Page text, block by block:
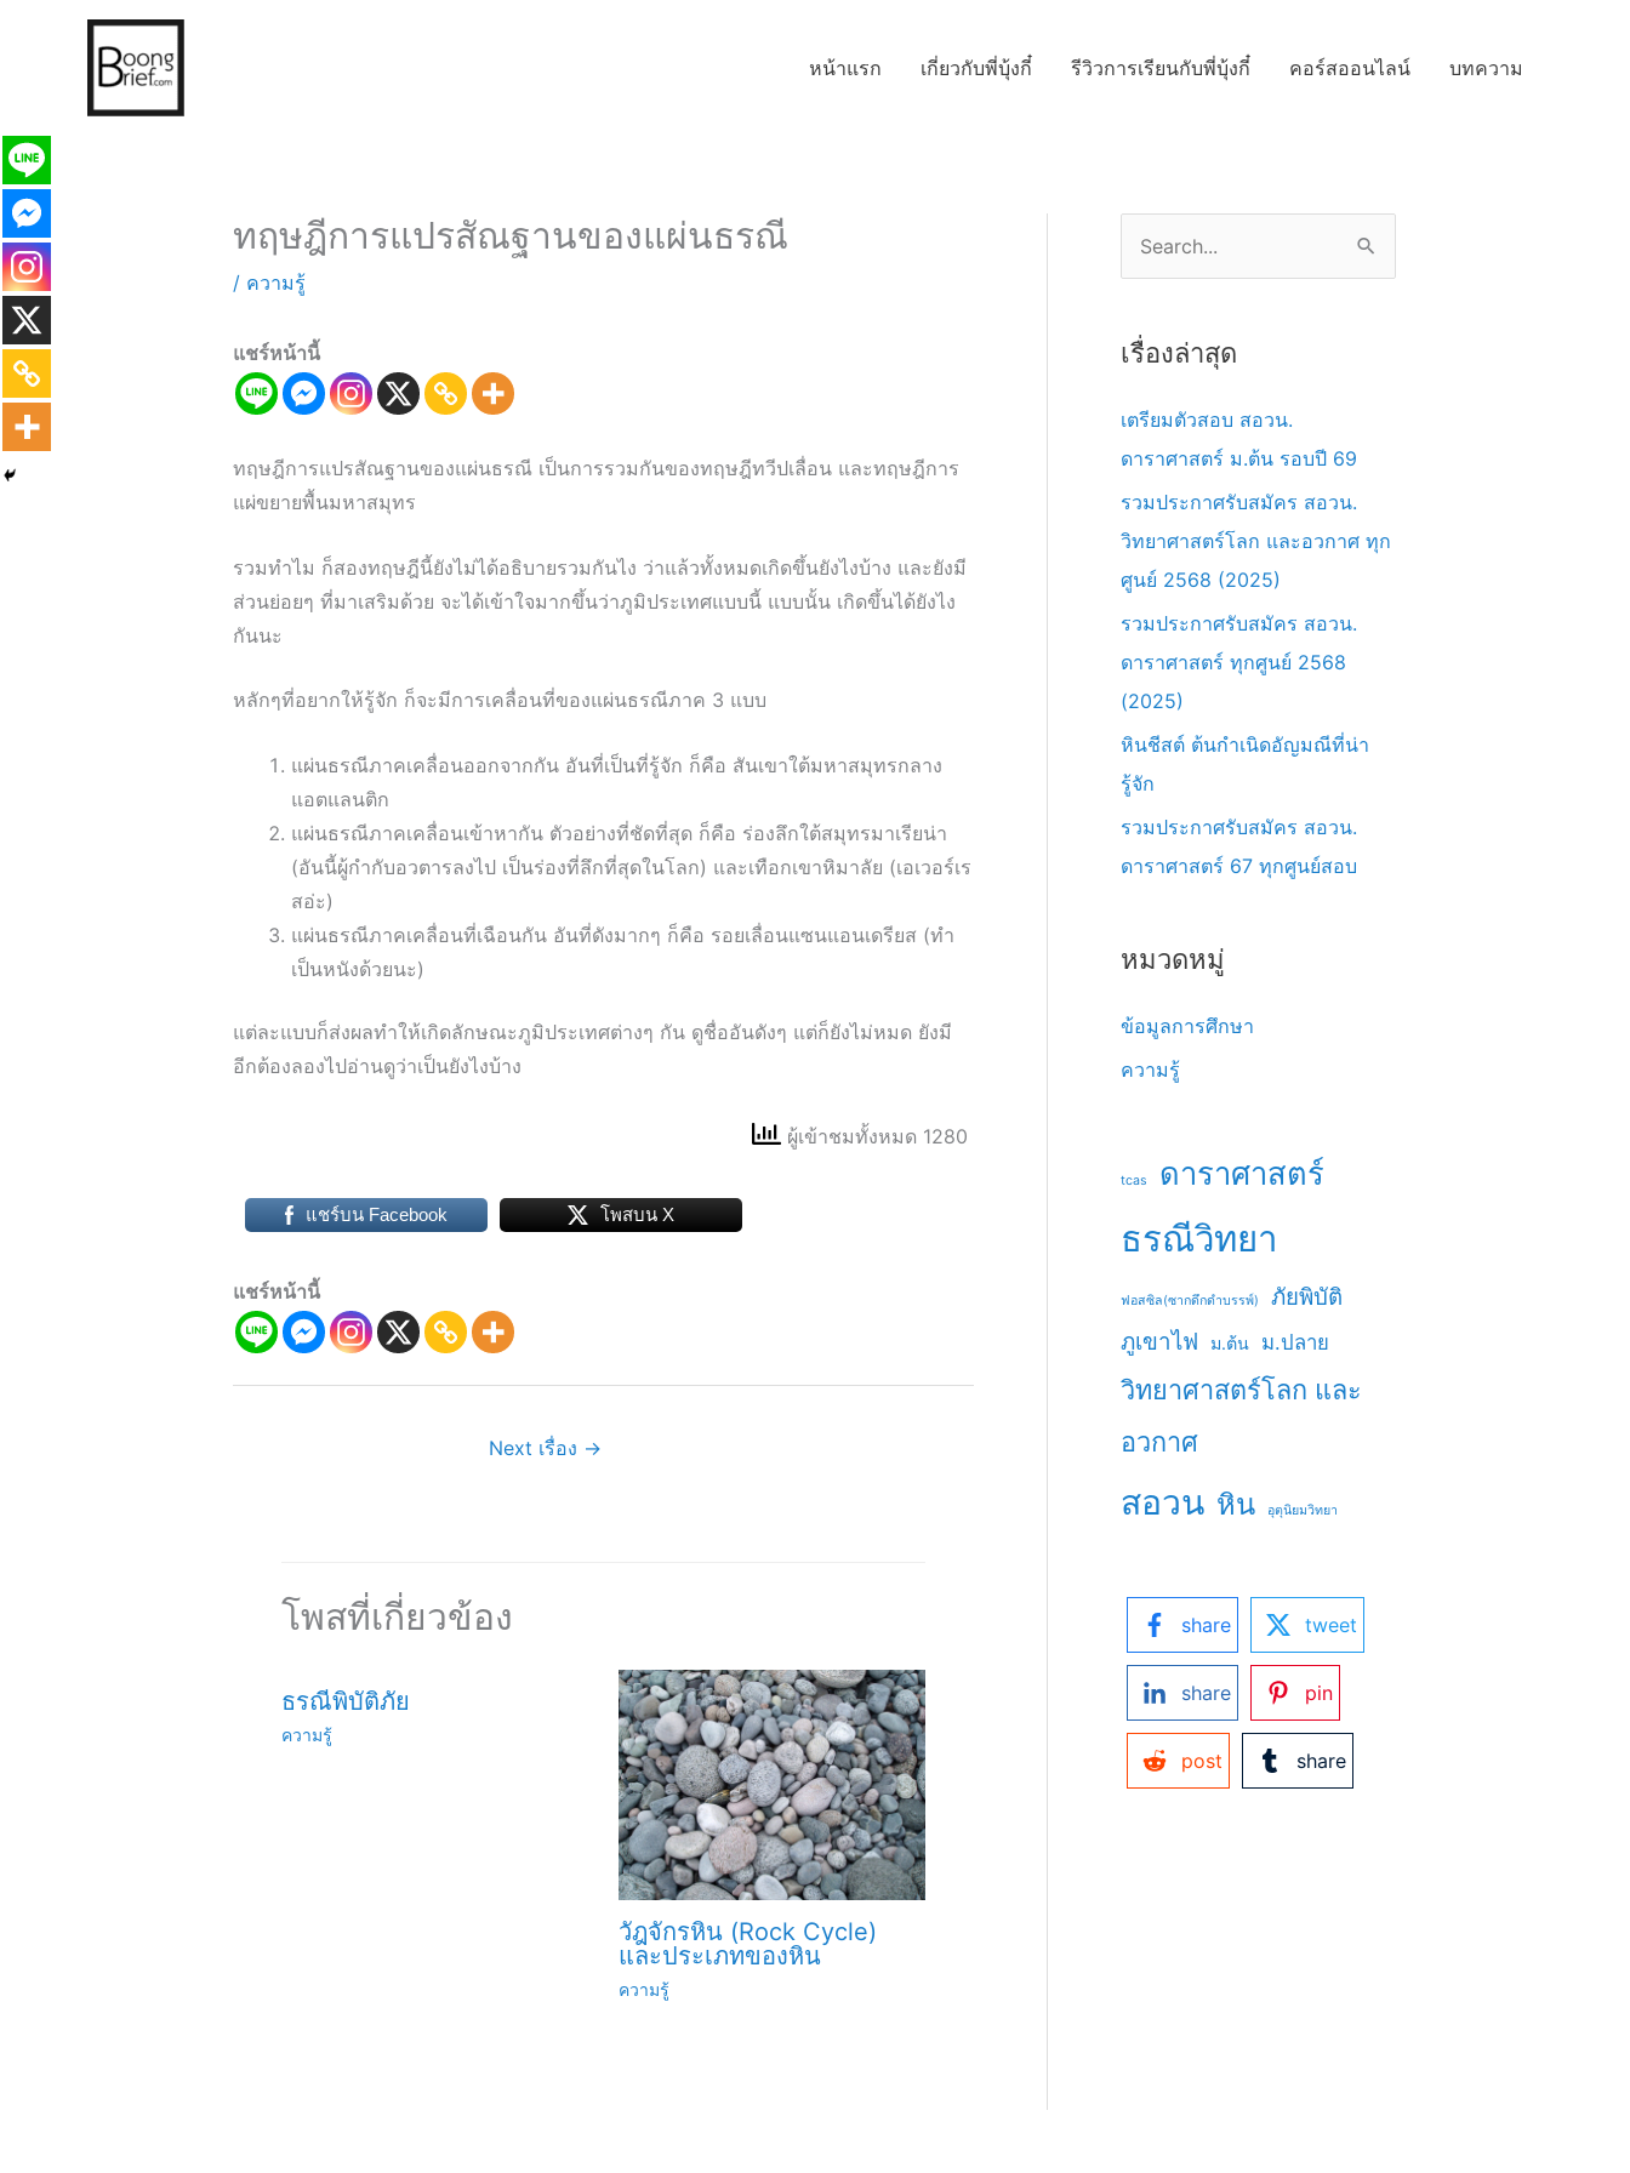
หน้าแรก เกี่ยวกับพี่บุ้งกี๋ รีวิวการเรียนกับพี่บุ้งกี๋ คอร์สออนไลน์ บทความ
ทฤษฎีการแปรสัณฐานของแผ่นธรณี
/ ความรู้
แชร์หน้านี้
ทฤษฎีการแปรสัณฐานของแผ่นธรณี เป็นการรวมกันของทฤษฎีทวีปเลื่อน และทฤษฎีการ
แผ่ขยายพื้นมหาสมุทร
รวมทำไม ก็สองทฤษฎีนี้ยังไม่ได้อธิบายรวมกันไง ว่าแล้วทั้งหมดเกิดขึ้นยังไงบ้าง และยังมี
ส่วนย่อยๆ ที่มาเสริมด้วย จะได้เข้าใจมากขึ้นว่าภูมิประเทศแบบนี้ แบบนั้น เกิดขึ้นได้ยังไง
กันนะ
หลักๆที่อยากให้รู้จัก ก็จะมีการเคลื่อนที่ของแผ่นธรณีภาค 3 แบบ
แผ่นธรณีภาคเคลื่อนออกจากกัน อันที่เป็นที่รู้จัก ก็คือ สันเขาใต้มหาสมุทรกลาง
แอตแลนติก
แผ่นธรณีภาคเคลื่อนเข้าหากัน ตัวอย่างที่ชัดที่สุด ก็คือ ร่องลึกใต้สมุทรมาเรียน่า
(อันนี้ผู้กำกับอวตารลงไป เป็นร่องที่ลึกที่สุดในโลก) และเทือกเขาหิมาลัย (เอเวอร์เร
สอ่ะ)
แผ่นธรณีภาคเคลื่อนที่เฉือนกัน อันที่ดังมากๆ ก็คือ รอยเลื่อนแซนแอนเดรียส (ทำ
เป็นหนังด้วยนะ)
แต่ละแบบก็ส่งผลทำให้เกิดลักษณะภูมิประเทศต่างๆ กัน ดูชื่ออันดังๆ แต่ก็ยังไม่หมด ยังมี
อีกต้องลองไปอ่านดูว่าเป็นยังไงบ้าง
ผู้เข้าชมทั้งหมด 1280
แชร์บน Facebook โพสบน X
แชร์หน้านี้
Next เรื่อง →
โพสที่เกี่ยวข้อง
ธรณีพิบัติภัย
ความรู้
วัฎจักรหิน (Rock Cycle)
และประเภทของหิน
ความรู้
r
เรื่องล่าสุด
เตรียมตัวสอบ สอวน.
ดาราศาสตร์ ม.ต้น รอบปี 69
รวมประกาศรับสมัคร สอวน.
วิทยาศาสตร์โลก และอวกาศ ทุก
ศูนย์ 2568 (2025)
รวมประกาศรับสมัคร สอวน.
ดาราศาสตร์ ทุกศูนย์ 2568
(2025)
หินชีสต์ ต้นกำเนิดอัญมณีที่น่า
รู้จัก
รวมประกาศรับสมัคร สอวน.
ดาราศาสตร์ 67 ทุกศูนย์สอบ
หมวดหมู่
ข้อมูลการศึกษา
ความรู้
tcas ดาราศาสตร์
ธรณีวิทยา
ฟอสซิล(ซากดึกดำบรรพ์)
ภัยพิบัติ
ภูเขาไฟ
ม.ต้น ม.ปลาย
วิทยาศาสตร์โลก และ
อวกาศ
สอวน หิน อุตุนิยมวิทยา
share tweet
share pin
post share